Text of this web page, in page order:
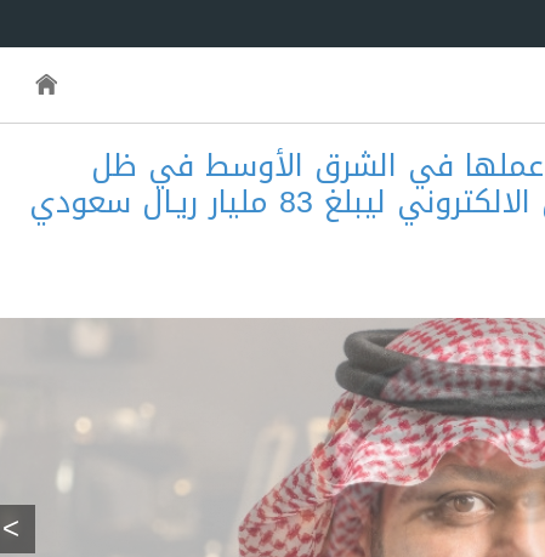
عملها في الشرق الأوسط في ظل
التوقعات بنموّ سوق الأمن الالكتروني ليبلغ 83 مليار ريـال سعودي
>